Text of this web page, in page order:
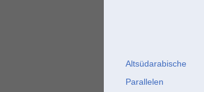
Altsüdarabische
Parallelen